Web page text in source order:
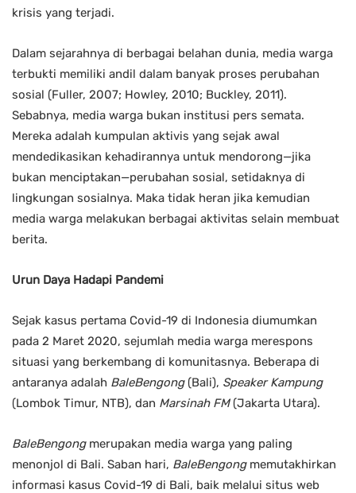
krisis yang terjadi.
Dalam sejarahnya di berbagai belahan dunia, media warga
terbukti memiliki andil dalam banyak proses perubahan
sosial (Fuller, 2007; Howley, 2010; Buckley, 2011).
Sebabnya, media warga bukan institusi pers semata.
Mereka adalah kumpulan aktivis yang sejak awal
mendedikasikan kehadirannya untuk mendorong—jika
bukan menciptakan—perubahan sosial, setidaknya di
lingkungan sosialnya. Maka tidak heran jika kemudian
media warga melakukan berbagai aktivitas selain membuat
berita.
Urun Daya Hadapi Pandemi
Sejak kasus pertama Covid-19 di Indonesia diumumkan
pada 2 Maret 2020, sejumlah media warga merespons
situasi yang berkembang di komunitasnya. Beberapa di
antaranya adalah BaleBengong(Bali), Speaker Kampung
(Lombok Timur, NTB), dan Marsinah FM(Jakarta Utara).
BaleBengongmerupakan media warga yang paling
menonjol di Bali. Saban hari, BaleBengongmemutakhirkan
informasi kasus Covid-19 di Bali, baik melalui situs web